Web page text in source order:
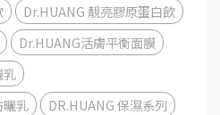
Dr.HUANG 靚亮膠原蛋白飲
Dr.HUANG活膚平衡面膜
乳
曬乳
DR.HUANG 保濕系列